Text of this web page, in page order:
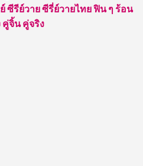
ซีรีย์วาย ซีรี่ย์วายไทย ฟิน ๆ ร้อน
คู่จิ้น คู่จริง